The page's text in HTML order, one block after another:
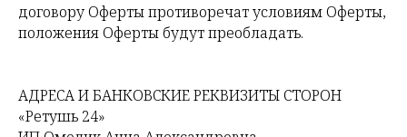
договору Оферты противоречат условиям Оферты,
положения Оферты будут преобладать.
АДРЕСА И БАНКОВСКИЕ РЕКВИЗИТЫ СТОРОН
«Ретушь 24»